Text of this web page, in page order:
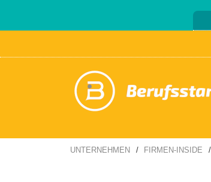
UNTERNEHMEN FIRMEN-INSIDE